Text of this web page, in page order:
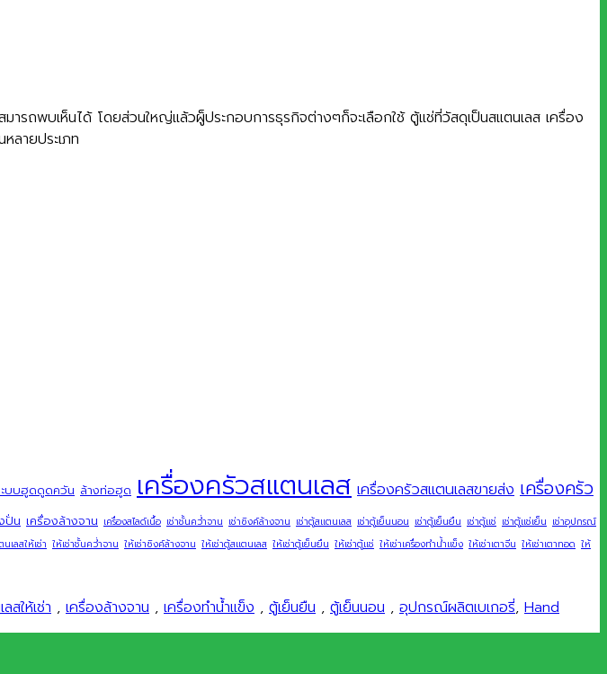
รถพบเห็นได้ โดยส่วนใหญ่แล้วผู็ประกอบการธุรกิจต่างๆก็จะเลือกใช้ ตู้แช่ที่วัสดุเป็นสแตนเลส เครื่อง
ลายประเภท
บบฮูดดูดควัน ล้างท่อฮูด เครื่องครัวสแตนเลส เครื่องครัวสแตนเลสขายส่ง เครื่องครัว
ปั่น เครื่องล้างจาน เครื่องสไลด์เนื้อ เช่าชั้นคว่ำจาน เช่าซิงค์ล้างจาน เช่าตู้สแตนเลส เช่าตู้เย็นนอน เช่าตู้เย็นยืน เช่าตู้แช่ เช่าตู้แช่เย็น เช่าอุปกรณ์
นเลสให้เช่า ให้เช่าชั้นคว่ำจาน ให้เช่าซิงค์ล้างจาน ให้เช่าตู้สแตนเลส ให้เช่าตู้เย็นยืน ให้เช่าตู้แช่ ให้เช่าเครื่องทำน้ำแข็ง ให้เช่าเตาจีน ให้เช่าเตาทอด ให้
สให้เช่า , เครื่องล้างจาน , เครื่องทำน้ำแข็ง , ตู้เย็นยืน , ตู้เย็นนอน , อุปกรณ์ผลิตเบเกอรี่, Hand